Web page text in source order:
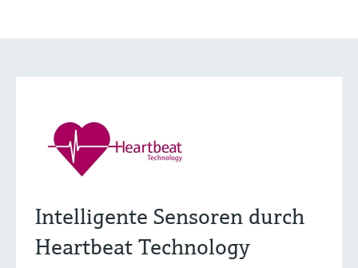
Intelligente Sensoren durch
Heartbeat Technology